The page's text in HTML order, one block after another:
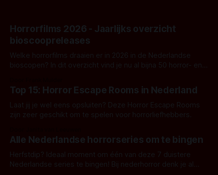
Horrorfilms 2026 - Jaarlijks overzicht
bioscoopreleases
Welke horrorfilms draaien er in 2026 in de Nederlandse
bioscopen? In dit overzicht vind je nu al bijna 50 horror- en
Top 15: Horror Escape Rooms in Nederland
Laat jij je wel eens opsluiten? Deze Horror Escape Rooms
zijn zeer geschikt om te spelen voor horrorliefhebbers.
Alle Nederlandse horrorseries om te bingen
Herfstdip? Ideaal moment om één van deze 7 duistere
Nederlandse series te bingen! Bij nederhorror denk je al